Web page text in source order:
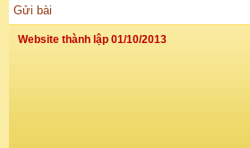
Gửi bài
Website thành lập 01/10/2013